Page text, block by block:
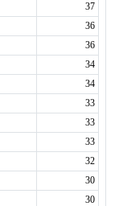
37
36
36
34
34
33
33
33
32
30
30